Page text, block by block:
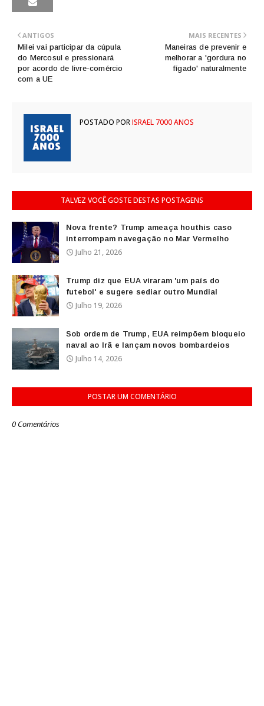
MAIS RECENTES
Maneiras de prevenir e
melhorar a 'gordura no
fígado' naturalmente
ANTIGOS
Milei vai participar da cúpula
do Mercosul e pressionará
por acordo de livre-comércio
com a UE
POSTADO PORISRAEL 7000 ANOS
TALVEZ VOCÊ GOSTE DESTAS POSTAGENS
Nova frente? Trump ameaça houthis caso
interrompam navegação no Mar Vermelho
Julho 21, 2026
Trump diz que EUA viraram 'um país do
futebol' e sugere sediar outro Mundial
Julho 19, 2026
Sob ordem de Trump, EUA reimpõem bloqueio
naval ao Irã e lançam novos bombardeios
Julho 14, 2026
POSTAR UM COMENTÁRIO
0 Comentários